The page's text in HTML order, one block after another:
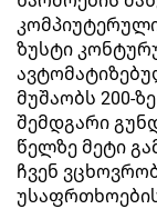
ზუსტი
მუშაობს 200-
შემდგარი
წელზე მეტი
ჩვენ